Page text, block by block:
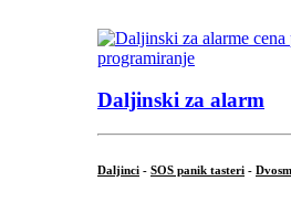
Daljinski za alarm
Daljinci - SOS panik tasteri -